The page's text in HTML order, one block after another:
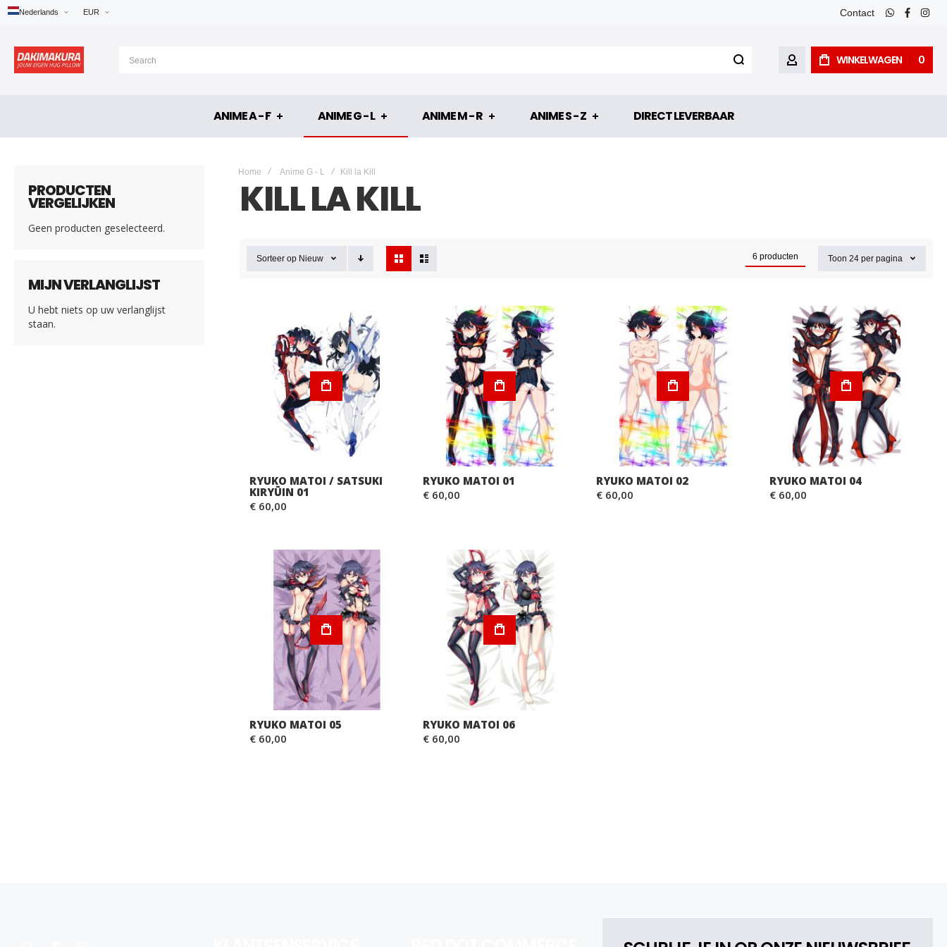
EUR
Nederlands Contact
whatsapp
facebook
ACCOUNTWINKELWAGEN 0
ANIME A - F ANIME G - L ANIME M - R ANIME S - Z DIRECT LEVERBAAR
Home Anime G - L Kill la Kill
KILL LA KILL
Sorteer op Nieuw
als
6 producten Toon 24 per pagina
RYUKO MATOI / SATSUKI
KIRYŪIN 01
€ 60,00
RYUKO MATOI 01
€ 60,00
RYUKO MATOI 02
€ 60,00
RYUKO MATOI 04
€ 60,00
RYUKO MATOI 05
€ 60,00
RYUKO MATOI 06
€ 60,00
PRODUCTEN
VERGELIJKEN
Geen producten geselecteerd.
MIJN VERLANGLIJST
U hebt niets op uw verlanglijst
staan.